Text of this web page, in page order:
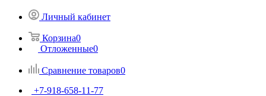
Личный кабинет
Корзина0
Отложенные0
Сравнение товаров0
+7-918-658-11-77